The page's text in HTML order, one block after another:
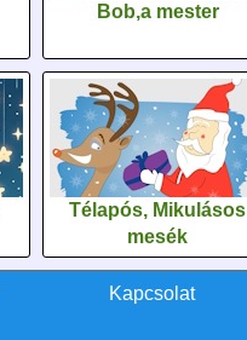
Bob,a mester
Télapós, Mikulásos
mesék
Kapcsolat